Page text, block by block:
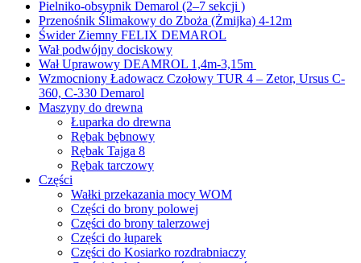
Pielniko-obsypnik Demarol (2–7 sekcji )
Przenośnik Ślimakowy do Zboża (Żmijka) 4-12m
Świder Ziemny FELIX DEMAROL
Wał podwójny dociskowy
Wał Uprawowy DEAMROL 1,4m-3,15m
Wzmocniony Ładowacz Czołowy TUR 4 – Zetor, Ursus C-
360, C-330 Demarol
Maszyny do drewna
Łuparka do drewna
Rębak bębnowy
Rębak Tajga 8
Rębak tarczowy
Części
Wałki przekazania mocy WOM
Części do brony polowej
Części do brony talerzowej
Części do łuparek
Części do Kosiarko rozdrabniaczy